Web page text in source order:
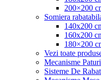
200×200
Somiera
140x200
160x200
180×200
Vezi toate
Mecanisme
Sisteme De